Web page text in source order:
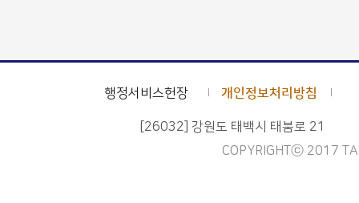
행정서비스헌장 개인정보처리방침
[26032] 강원도 태백시 태붐로 21
COPYRIGHTⓒ 2017